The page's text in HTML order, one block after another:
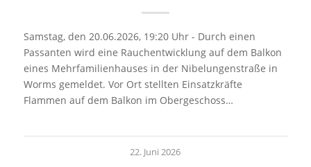
Samstag, den 20.06.2026, 19:20 Uhr - Durch einen
Passanten wird eine Rauchentwicklung auf dem Balkon
eines Mehrfamilienhauses in der Nibelungenstraße in
Worms gemeldet. Vor Ort stellten Einsatzkräfte
Flammen auf dem Balkon im Obergeschoss…
22. Juni 2026